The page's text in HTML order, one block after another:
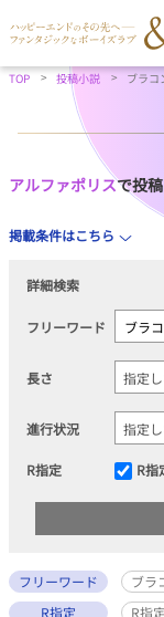
TOP 投稿小説 ブラコ
アルファポリスで投
掲載条件はこちら
詳細検索
フリーワード
長さ
進行状況
R指定 R指
フリーワード
ブラ
R指定
R指